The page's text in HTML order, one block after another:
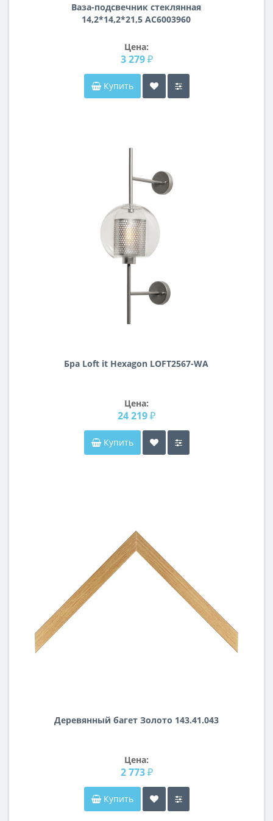
Ваза-подсвечник стеклянная
14,2*14,2*21,5 AC6003960
Цена:
3 279 ₽
Купить
Бра Loft it Hexagon LOFT2567-WA
Цена:
24 219 ₽
Купить
Деревянный багет Золото 143.41.043
Цена:
2 773 ₽
Купить